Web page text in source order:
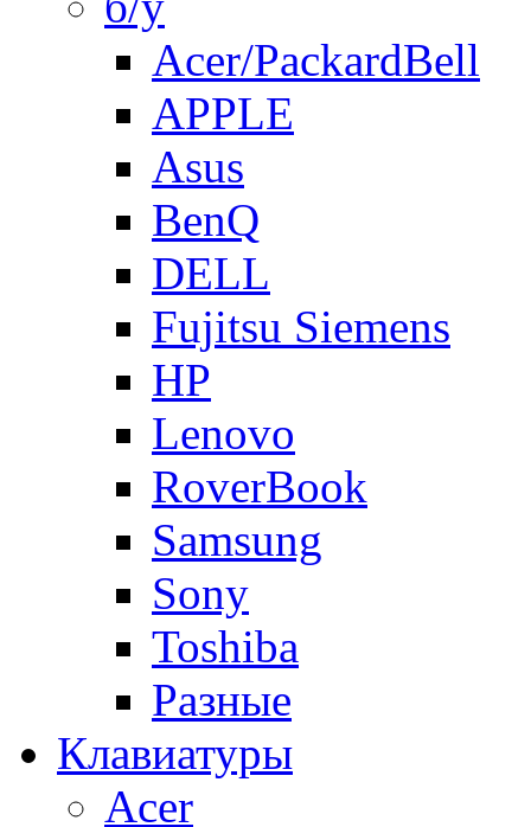
Acer/PackardBell
APPLE
Asus
BenQ
DELL
Fujitsu Siemens
HP
Lenovo
RoverBook
Samsung
Sony
Toshiba
Разные
Клавиатуры
Acer